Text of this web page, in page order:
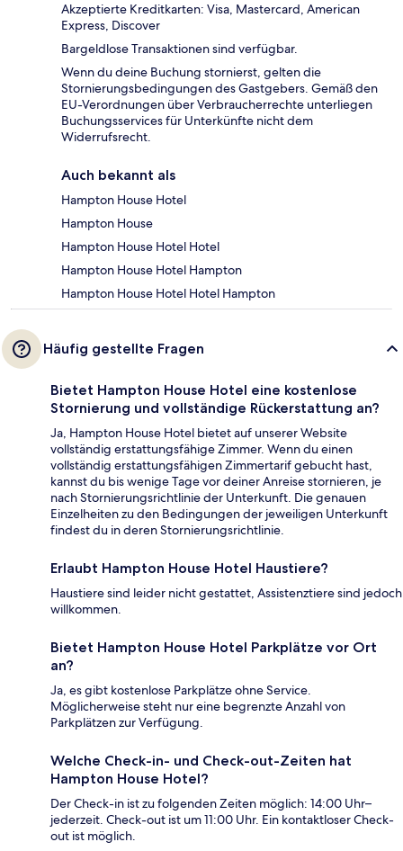
Akzeptierte Kreditkarten: Visa, Mastercard, American
Express, Discover
Bargeldlose Transaktionen sind verfügbar.
Wenn du deine Buchung stornierst, gelten die
Stornierungsbedingungen des Gastgebers. Gemäß den
EU-Verordnungen über Verbraucherrechte unterliegen
Buchungsservices für Unterkünfte nicht dem
Widerrufsrecht.
Auch bekannt als
Hampton House Hotel
Hampton House
Hampton House Hotel Hotel
Hampton House Hotel Hampton
Hampton House Hotel Hotel Hampton
Häufig gestellte Fragen
Bietet Hampton House Hotel eine kostenlose
Stornierung und vollständige Rückerstattung an?
Ja, Hampton House Hotel bietet auf unserer Website
vollständig erstattungsfähige Zimmer. Wenn du einen
vollständig erstattungsfähigen Zimmertarif gebucht hast,
kannst du bis wenige Tage vor deiner Anreise stornieren, je
nach Stornierungsrichtlinie der Unterkunft. Die genauen
Einzelheiten zu den Bedingungen der jeweiligen Unterkunft
findest du in deren Stornierungsrichtlinie.
Erlaubt Hampton House Hotel Haustiere?
Haustiere sind leider nicht gestattet, Assistenztiere sind jedoch
willkommen.
Bietet Hampton House Hotel Parkplätze vor Ort
an?
Ja, es gibt kostenlose Parkplätze ohne Service.
Möglicherweise steht nur eine begrenzte Anzahl von
Parkplätzen zur Verfügung.
Welche Check-in- und Check-out-Zeiten hat
Hampton House Hotel?
Der Check-in ist zu folgenden Zeiten möglich: 14:00 Uhr–
jederzeit. Check-out ist um 11:00 Uhr. Ein kontaktloser Check-
out ist möglich.